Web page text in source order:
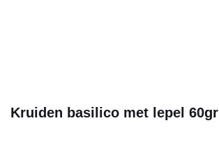
Kruiden basilico met lepel 60gr